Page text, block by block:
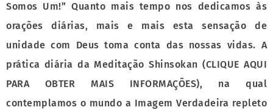
Somos Um!” Quanto mais tempo nos dedicamos às
orações diárias, mais e mais esta sensação de
unidade com Deus toma conta das nossas vidas. A
prática diária da Meditação Shinsokan (CLIQUE AQUI
PARA OBTER MAIS INFORMAÇÕES), na qual
contemplamos o mundo a Imagem Verdadeira repleto